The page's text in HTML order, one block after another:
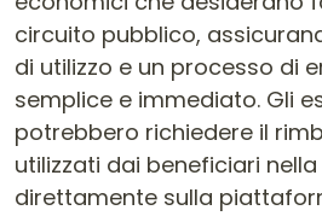
circuito pubblico,
di utilizzo e un processo di
semplice e immediato. Gli
potrebbero richiedere il
utilizzati dai beneficiari
direttamente sulla